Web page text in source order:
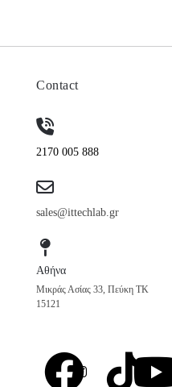
Contact
2170 005 888
sales@ittechlab.gr
Αθήνα
Μικράς Ασίας 33, Πεύκη ΤΚ
15121